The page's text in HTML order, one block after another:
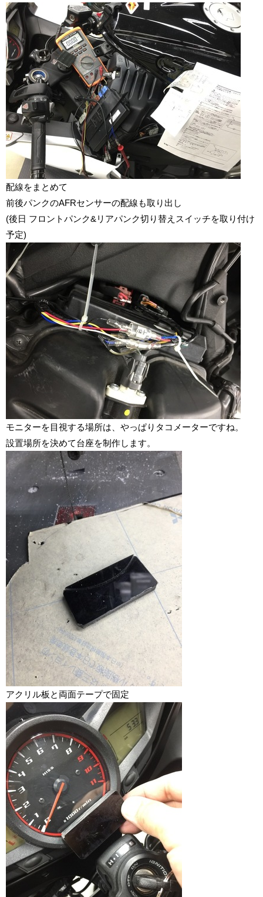
配線をまとめて
前後パンクのAFRセンサーの配線も取り出し
(後日 フロントパンク&リアパンク切り替えスイッチを取り付け
予定)
モニターを目視する場所は、やっぱりタコメーターですね。
設置場所を決めて台座を制作します。
アクリル板と両面テープで固定